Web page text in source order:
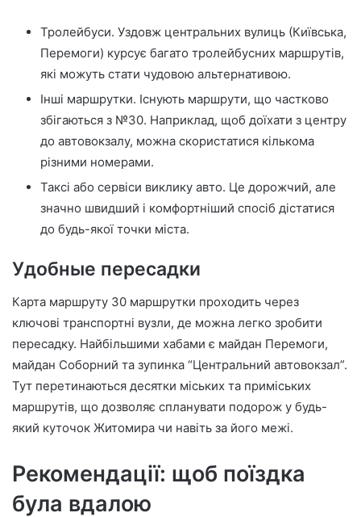
Тролейбуси. Уздовж центральних вулиць (Київська,
Перемоги) курсує багато тролейбусних маршрутів,
які можуть стати чудовою альтернативою.
Інші маршрутки. Існують маршрути, що частково
збігаються з №30. Наприклад, щоб доїхати з центру
до автовокзалу, можна скористатися кількома
різними номерами.
Таксі або сервіси виклику авто. Це дорожчий, але
значно швидший і комфортніший спосіб дістатися
до будь-якої точки міста.
Удобные пересадки
Карта маршруту 30 маршрутки проходить через
ключові транспортні вузли, де можна легко зробити
пересадку. Найбільшими хабами є майдан Перемоги,
майдан Соборний та зупинка “Центральний автовокзал”.
Тут перетинаються десятки міських та приміських
маршрутів, що дозволяє спланувати подорож у будь-
який куточок Житомира чи навіть за його межі.
Рекомендації: щоб поїздка
була вдалою